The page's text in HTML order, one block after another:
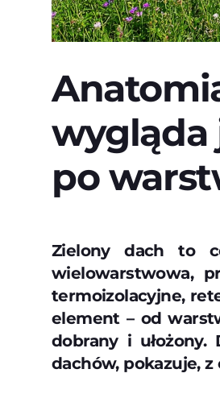
wygląda
po
Zielony dach to
wielowarstwowa,
termoizolacyjne,
element – od
dobrany i
dachów, pokazuje,